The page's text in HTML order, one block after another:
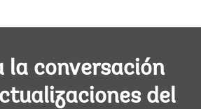
la conversación
del